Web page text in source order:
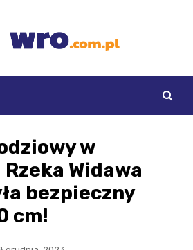
w
Widawa
bezpieczny
cm!